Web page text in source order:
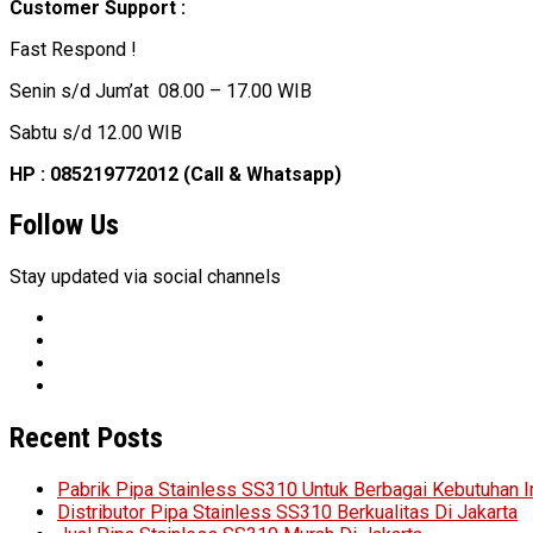
Customer Support :
Fast Respond !
Senin s/d Jum’at 08.00 – 17.00 WIB
Sabtu s/d 12.00 WIB
HP : 085219772012 (Call & Whatsapp)
Follow Us
Stay updated via social channels
Recent Posts
Pabrik Pipa Stainless SS310 Untuk Berbagai Kebutuhan
Distributor Pipa Stainless SS310 Berkualitas Di Jakarta